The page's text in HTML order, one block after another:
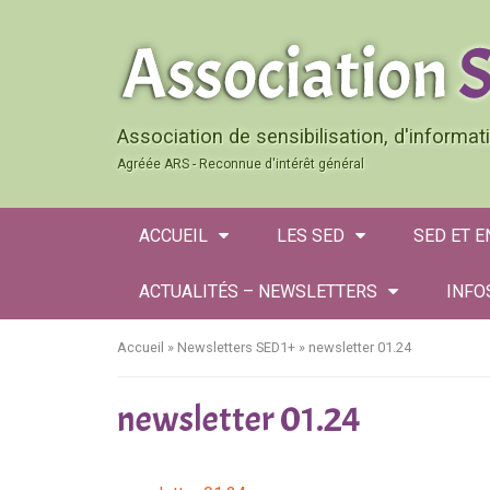
Association de sensibilisation,
Agréée ARS - Reconnue d'intérêt général
ACCUEIL LES SED SED ET
ACTUALITÉS – NEWSLETTERS
Accueil » Newsletters SED1+ » newsletter 01.24
newsletter 01.24